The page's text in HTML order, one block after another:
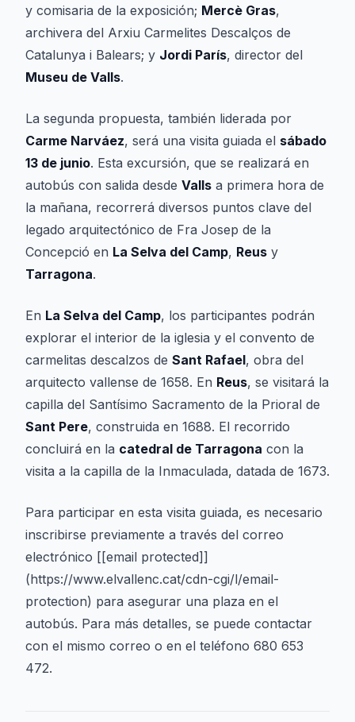
y comisaria de la exposición; Mercè Gras,
archivera del Arxiu Carmelites Descalços de
Catalunya i Balears; y Jordi París, director del
Museu de Valls.
La segunda propuesta, también liderada por
Carme Narváez, será una visita guiada el sábado
13 de junio. Esta excursión, que se realizará en
autobús con salida desde Valls a primera hora de
la mañana, recorrerá diversos puntos clave del
legado arquitectónico de Fra Josep de la
Concepció en La Selva del Camp, Reus y
Tarragona.
En La Selva del Camp, los participantes podrán
explorar el interior de la iglesia y el convento de
carmelitas descalzos de Sant Rafael, obra del
arquitecto vallense de 1658. En Reus, se visitará la
capilla del Santísimo Sacramento de la Prioral de
Sant Pere, construida en 1688. El recorrido
concluirá en la catedral de Tarragona con la
visita a la capilla de la Inmaculada, datada de 1673.
Para participar en esta visita guiada, es necesario
inscribirse previamente a través del correo
electrónico [[email protected]]
(https://www.elvallenc.cat/cdn-cgi/l/email-
protection) para asegurar una plaza en el
autobús. Para más detalles, se puede contactar
con el mismo correo o en el teléfono 680 653
472.